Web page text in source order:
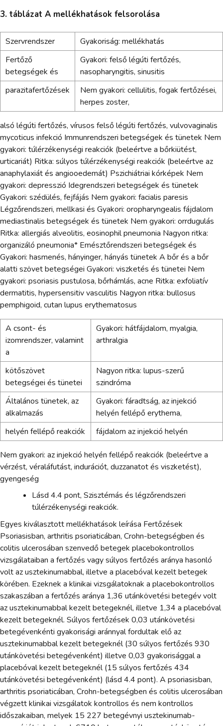
3. táblázat A mellékhatások felsorolása
Szervrendszer
Gyakoriság: mellékhatás
Fertőző
betegségek és
Gyakori: felső légúti fertőzés,
nasopharyngitis, sinusitis
parazitafertőzések
Nem gyakori: cellulitis, fogak fertőzései,
herpes zoster,
alsó légúti fertőzés, vírusos felső légúti fertőzés, vulvovaginalis
mycoticus infekció Immunrendszeri betegségek és tünetek Nem
gyakori: túlérzékenységi reakciók (beleértve a bőrkiütést,
urticariát) Ritka: súlyos túlérzékenységi reakciók (beleértve az
anaphylaxiát és angiooedemát) Pszichiátriai kórképek Nem
gyakori: depresszió Idegrendszeri betegségek és tünetek
Gyakori: szédülés, fejfájás Nem gyakori: facialis paresis
Légzőrendszeri, mellkasi és Gyakori: oropharyngealis fájdalom
mediastinalis betegségek és tünetek Nem gyakori: orrdugulás
Ritka: allergiás alveolitis, eosinophil pneumonia Nagyon ritka:
organizáló pneumonia* Emésztőrendszeri betegségek és
Gyakori: hasmenés, hányinger, hányás tünetek A bőr és a bőr
alatti szövet betegségei Gyakori: viszketés és tünetei Nem
gyakori: psoriasis pustulosa, bőrhámlás, acne Ritka: exfoliatív
dermatitis, hypersensitiv vasculitis Nagyon ritka: bullosus
pemphigoid, cutan lupus erythematosus
A csont- és
izomrendszer, valamint
a
Gyakori: hátfájdalom, myalgia,
arthralgia
kötőszövet
betegségei és tünetei
Nagyon ritka: lupus-szerű
szindróma
Általános tünetek, az
alkalmazás
Gyakori: fáradtság, az injekció
helyén fellépő erythema,
helyén fellépő reakciók
fájdalom az injekció helyén
Nem gyakori: az injekció helyén fellépő reakciók (beleértve a
vérzést, véraláfutást, indurációt, duzzanatot és viszketést),
gyengeség
Lásd 4.4 pont, Szisztémás és légzőrendszeri
túlérzékenységi reakciók.
Egyes kiválasztott mellékhatások leírása Fertőzések
Psoriasisban, arthritis psoriaticában, Crohn-betegségben és
colitis ulcerosában szenvedő betegek placebokontrollos
vizsgálataiban a fertőzés vagy súlyos fertőzés aránya hasonló
volt az usztekinumabbal, illetve a placebóval kezelt betegek
körében. Ezeknek a klinikai vizsgálatoknak a placebokontrollos
szakaszában a fertőzés aránya 1,36 utánkövetési betegév volt
az usztekinumabbal kezelt betegeknél, illetve 1,34 a placebóval
kezelt betegeknél. Súlyos fertőzések 0,03 utánkövetési
betegévenkénti gyakorisági aránnyal fordultak elő az
usztekinumabbal kezelt betegeknél (30 súlyos fertőzés 930
utánkövetési betegévenként) illetve 0,03 gyakorisággal a
placebóval kezelt betegeknél (15 súlyos fertőzés 434
utánkövetési betegévenként) (lásd 4.4 pont). A psoriasisban,
arthritis psoriaticában, Crohn-betegségben és colitis ulcerosában
végzett klinikai vizsgálatok kontrollos és nem kontrollos
időszakaiban, melyek 15 227 betegévnyi usztekinumab-